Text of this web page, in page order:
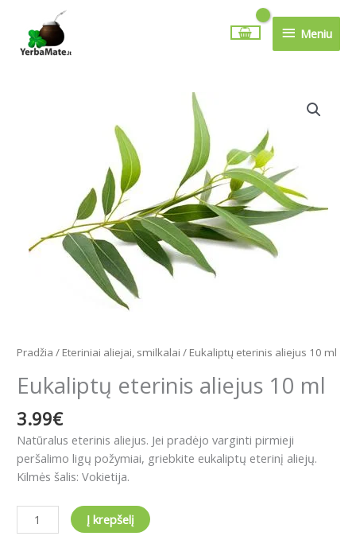
turinio
Meniu
Meniu
Pradžia / Eteriniai aliejai, smilkalai / Eukaliptų eterinis aliejus 10 ml
Eukaliptų eterinis aliejus 10 ml
3.99€
Natūralus eterinis aliejus. Jei pradėjo varginti pirmieji
peršalimo ligų požymiai, griebkite eukaliptų eterinį aliejų.
Kilmės šalis: Vokietija.
Į krepšelį